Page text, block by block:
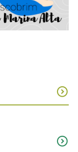
expand_circle_down
expand_circle_down